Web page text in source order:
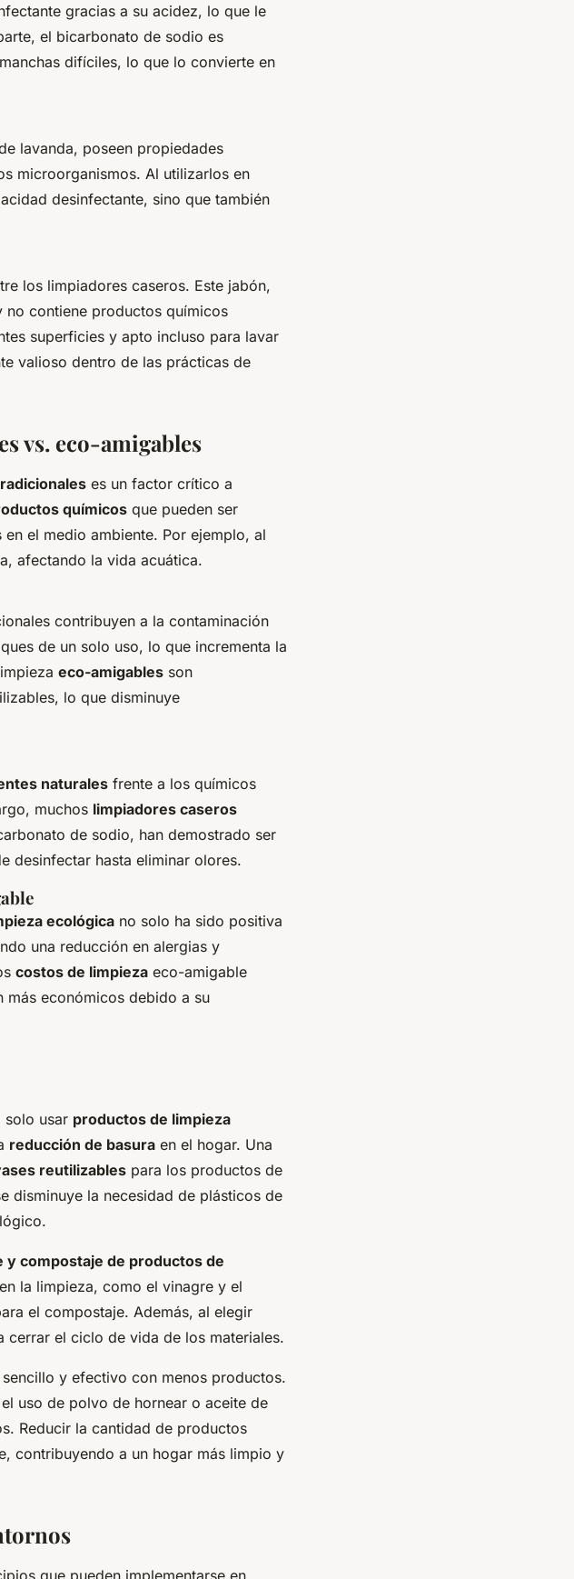
gracias a su acidez, lo que le
el bicarbonato de sodio es
difíciles, lo que lo convierte en
lavanda, poseen propiedades
microorganismos. Al utilizarlos en
desinfectante, sino que también
los limpiadores caseros. Este jabón,
contiene productos químicos
superficies y apto incluso para lavar
valioso dentro de las prácticas de
vs. eco-amigables
es un factor crítico a
químicos que pueden ser
el medio ambiente. Por ejemplo, al
afectando la vida acuática.
contribuyen a la contaminación
de un solo uso, lo que incrementa la
eco-amigables son
lo que disminuye
naturales frente a los químicos
muchos limpiadores caseros
de sodio, han demostrado ser
desinfectar hasta eliminar olores.
ecológica no solo ha sido positiva
una reducción en alergias y
costos de limpieza eco-amigable
más económicos debido a su
solo usar productos de limpieza
reducción de basura en el hogar. Una
reutilizables para los productos de
disminuye la necesidad de plásticos de
y compostaje de productos de
la limpieza, como el vinagre y el
el compostaje. Además, al elegir
el ciclo de vida de los materiales.
sencillo y efectivo con menos productos.
uso de polvo de hornear o aceite de
Reducir la cantidad de productos
contribuyendo a un hogar más limpio y
que pueden implementarse en